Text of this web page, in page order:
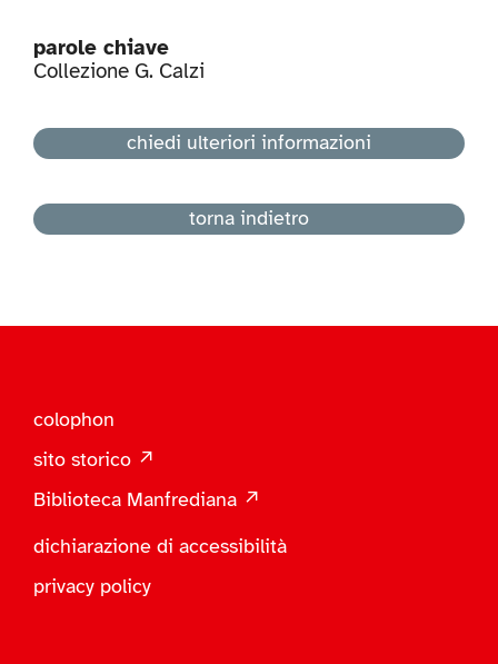
parole chiave
Collezione G. Calzi
chiedi ulteriori informazioni
torna indietro
colophon
sito storico ↗
Biblioteca Manfrediana ↗
dichiarazione di accessibilità
privacy policy